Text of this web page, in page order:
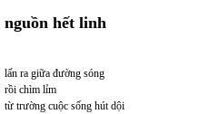
nguồn hết linh
lấn ra giữa đường sóng
rồi chìm lỉm
từ trường cuộc sống hút dội